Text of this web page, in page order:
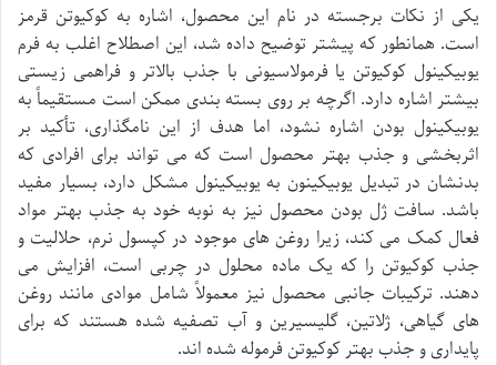
یکی از نکات برجسته در نام این محصول، اشاره به کوکیوتن قرمز
است. همانطور که پیشتر توضیح داده شد، این اصطلاح اغلب به فرم
یوبیکینول کوکیوتن یا فرمولاسیونی با جذب بالاتر و فراهمی زیستی
بیشتر اشاره دارد. اگرچه بر روی بسته بندی ممکن است مستقیماً به
یوبیکینول بودن اشاره نشود، اما هدف از این نامگذاری، تأکید بر
اثربخشی و جذب بهتر محصول است که می تواند برای افرادی که
بدنشان در تبدیل یوبیکینون به یوبیکینول مشکل دارد، بسیار مفید
باشد. سافت ژل بودن محصول نیز به نوبه خود به جذب بهتر مواد
فعال کمک می کند، زیرا روغن های موجود در کپسول نرم، حلالیت و
جذب کوکیوتن را که یک ماده محلول در چربی است، افزایش می
دهند. ترکیبات جانبی محصول نیز معمولاً شامل موادی مانند روغن
های گیاهی، ژلاتین، گلیسیرین و آب تصفیه شده هستند که برای
پایداری و جذب بهتر کوکیوتن فرموله شده اند.